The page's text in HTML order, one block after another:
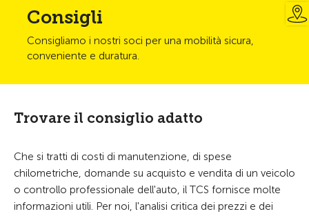
Consigli
Consigliamo i nostri soci per una mobilità sicura,
conveniente e duratura.
Trovare il consiglio adatto
Che si tratti di costi di manutenzione, di spese
chilometriche, domande su acquisto e vendita di un veicolo
o controllo professionale dell'auto, il TCS fornisce molte
informazioni utili. Per noi, l'analisi critica dei prezzi e dei